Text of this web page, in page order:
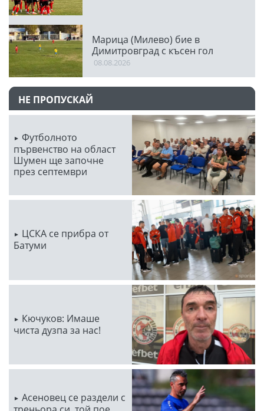
Марица (Милево) бие в
Димитровград с късен гол
08.08.2026
НЕ ПРОПУСКАЙ
Футболното
първенство на област
Шумен ще започне
през септември
ЦСКА се прибра от
Батуми
Кючуков: Имаше
чиста дузпа за нас!
Асеновец се раздели с